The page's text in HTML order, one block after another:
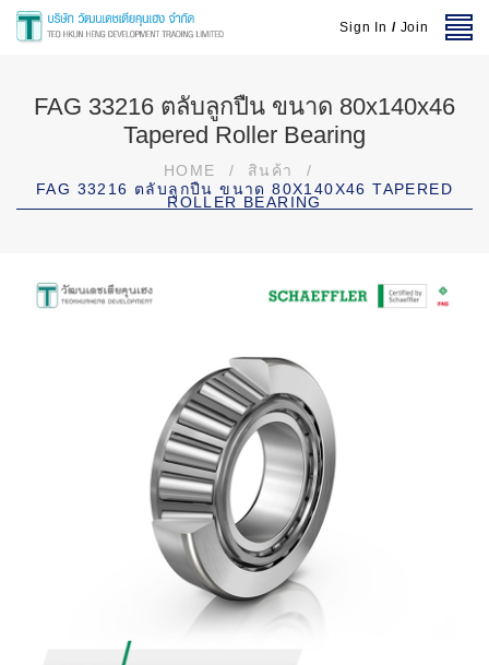
Sign In / Join
FAG 33216 ตลับลูกปืน ขนาด 80x140x46
Tapered Roller Bearing
HOME / สินค้า
/
FAG 33216 ตลับลูกปืน ขนาด 80X140X46 TAPERED
ROLLER BEARING